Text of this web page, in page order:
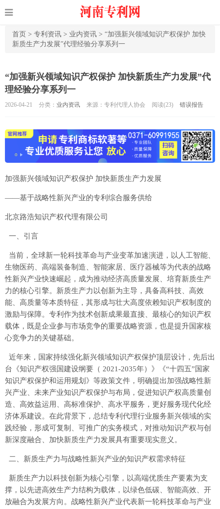
首页 > 专利资讯 > 业内资讯 > “加强新兴领域知识产权保护 加快
新质生产力发展”代理经验分享系列一
“加强新兴领域知识产权保护 加快新质生产力发展”代
理经验分享系列一
2026-04-21 分类： 业内资讯 来源：专利代理人协会 阅读(23) 错误报告
加强新兴领域知识产权保护 加快新质生产力发展
——基于战略性新兴产业的专利综合服务供给
北京路浩知识产权代理有限公司
一、引言
当前，全球新一轮科技革命与产业变革加速演进，以人工智能、
生物医药、高端装备制造、智能家居、医疗器械等为代表的战略
性新兴产业快速崛起，成为推动经济高质量发展、培育新质生产
力的核心引擎。新质生产力以创新为主导，具备高科技、高效
能、高质量等本质特征，其形成与壮大高度依赖知识产权制度的
激励与保障。专利作为技术创新成果最直接、最核心的知识产权
载体，既是企业参与市场竞争的重要战略资源，也是提升国家核
心竞争力的关键基础。
近年来，国家持续强化新兴领域知识产权保护顶层设计，先后出
台《知识产权强国建设纲要（ 2021-2035年）》《“十四五”国家
知识产权保护和运用规划》等政策文件，明确提出加强战略性新
兴产业、未来产业知识产权保护与布局，促进知识产权高质量创
造、高效益运用、高标准保护、高水平服务，更好服务现代化经
济体系建设。在此背景下，总结专利代理行业服务新兴领域的实
践经验，形成可复制、可推广的实务模式，对推动知识产权与创
新深度融合、加快新质生产力发展具有重要现实意义。
二、新质生产力与战略性新兴产业的知识产权需求特征
新质生产力以科技创新为核心引擎，以高端优质生产要素为支
撑，以先进高效生产力结构为载体，以绿色低碳、智能高效、开
放融合为发展方向。战略性新兴产业代表新一轮科技革命与产业